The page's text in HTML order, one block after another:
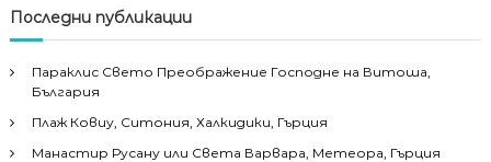
Последни публикации
Параклис Свето Преображение Господне на Витоша,
България
Плаж Ковиу, Ситония, Халкидики, Гърция
Манастир Русану или Света Варвара, Метеора, Гърция